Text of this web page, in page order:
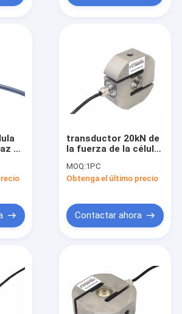
de
transductor 20kN de
la fuerza de la célula
de compresión de la
tensión 5kN
MOQ:1PC
Obtenga el último precio
Contactar ahora